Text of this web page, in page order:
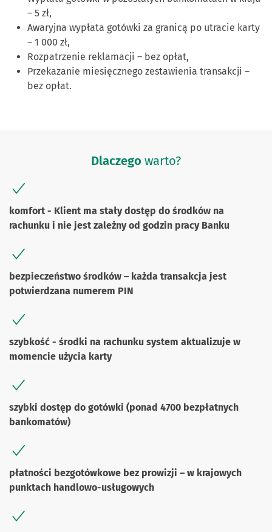
– 5 zł,
Awaryjna wypłata gotówki za granicą po utracie karty
– 1 000 zł,
Rozpatrzenie reklamacji – bez opłat,
Przekazanie miesięcznego zestawienia transakcji –
bez opłat.
Dlaczego warto?
komfort - Klient ma stały dostęp do środków na
rachunku i nie jest zależny od godzin pracy Banku
bezpieczeństwo środków – każda transakcja jest
potwierdzana numerem PIN
szybkość - środki na rachunku system aktualizuje w
momencie użycia karty
szybki dostęp do gotówki (ponad 4700 bezpłatnych
bankomatów)
płatności bezgotówkowe bez prowizji – w krajowych
punktach handlowo-usługowych